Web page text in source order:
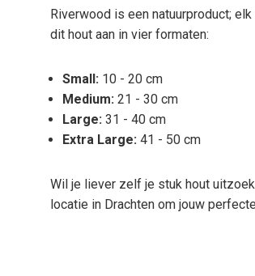
Riverwood is een natuurproduct;
dit hout aan in vier formaten:
Small: 10 - 20 cm
Medium: 21 - 30 cm
Large: 31 - 40 cm
Extra Large: 41 - 50 cm
Wil je liever zelf je stuk hout
locatie in Drachten om jouw